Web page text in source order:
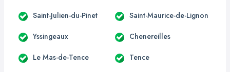
Saint-Julien-du-Pinet Saint-Maurice-de-Lignon
Yssingeaux Chenereilles
Le Mas-de-Tence Tence